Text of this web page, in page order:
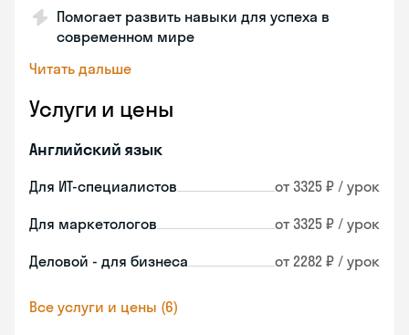
Помогает развить навыки для успеха в
современном мире
Читать дальше
Услуги и цены
Английский язык
Для ИТ-специалистов от 3325 ₽ / урок
Для маркетологов от 3325 ₽ / урок
Деловой - для бизнеса от 2282 ₽ / урок
Все услуги и цены (6)